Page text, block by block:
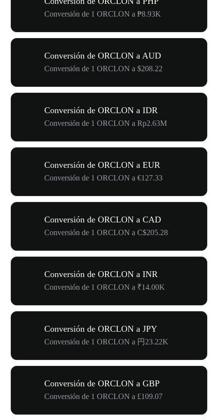
Conversión de 1 ORCLON a ₱8.93K
Conversión de ORCLON a AUD
Conversión de 1 ORCLON a $208.22
Conversión de ORCLON a IDR
Conversión de 1 ORCLON a Rp2.63M
Conversión de ORCLON a EUR
Conversión de 1 ORCLON a €127.33
Conversión de ORCLON a CAD
Conversión de 1 ORCLON a C$205.28
Conversión de ORCLON a INR
Conversión de 1 ORCLON a ₹14.00K
Conversión de ORCLON a JPY
Conversión de 1 ORCLON a 円23.22K
Conversión de ORCLON a GBP
Conversión de 1 ORCLON a £109.07